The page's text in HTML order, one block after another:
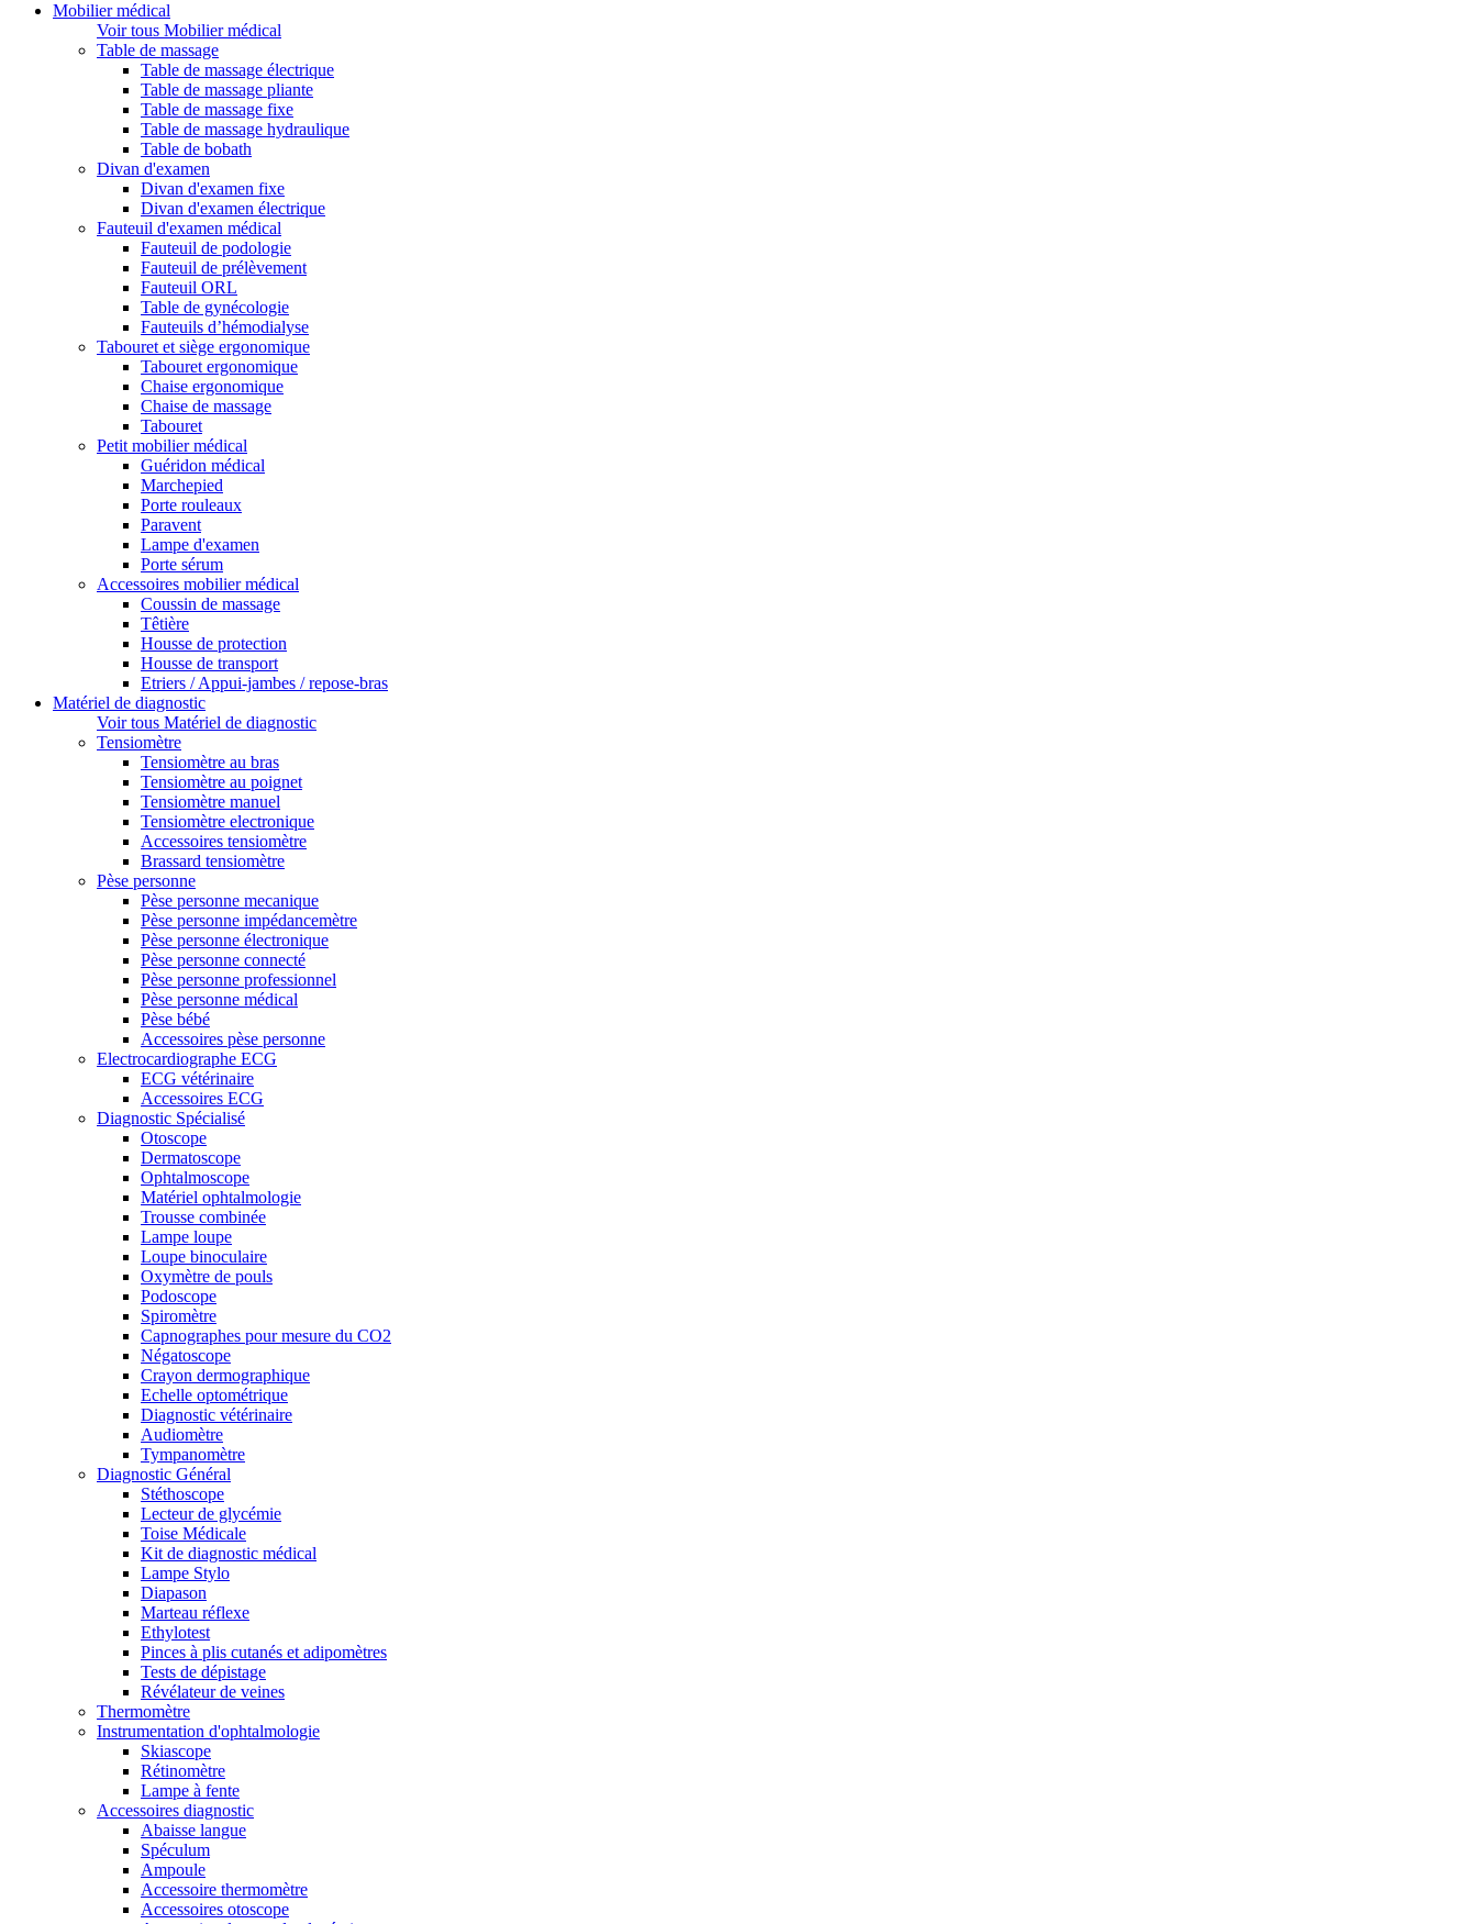
Mobilier médical
Voir tous Mobilier médical
Table de massage
Table de massage électrique
Table de massage pliante
Table de massage fixe
Table de massage hydraulique
Table de bobath
Divan d'examen
Divan d'examen fixe
Divan d'examen électrique
Fauteuil d'examen médical
Fauteuil de podologie
Fauteuil de prélèvement
Fauteuil ORL
Table de gynécologie
Fauteuils d’hémodialyse
Tabouret et siège ergonomique
Tabouret ergonomique
Chaise ergonomique
Chaise de massage
Tabouret
Petit mobilier médical
Guéridon médical
Marchepied
Porte rouleaux
Paravent
Lampe d'examen
Porte sérum
Accessoires mobilier médical
Coussin de massage
Têtière
Housse de protection
Housse de transport
Etriers / Appui-jambes / repose-bras
Matériel de diagnostic
Voir tous Matériel de diagnostic
Tensiomètre
Tensiomètre au bras
Tensiomètre au poignet
Tensiomètre manuel
Tensiomètre electronique
Accessoires tensiomètre
Brassard tensiomètre
Pèse personne
Pèse personne mecanique
Pèse personne impédancemètre
Pèse personne électronique
Pèse personne connecté
Pèse personne professionnel
Pèse personne médical
Pèse bébé
Accessoires pèse personne
Electrocardiographe ECG
ECG vétérinaire
Accessoires ECG
Diagnostic Spécialisé
Otoscope
Dermatoscope
Ophtalmoscope
Matériel ophtalmologie
Trousse combinée
Lampe loupe
Loupe binoculaire
Oxymètre de pouls
Podoscope
Spiromètre
Capnographes pour mesure du CO2
Négatoscope
Crayon dermographique
Echelle optométrique
Diagnostic vétérinaire
Audiomètre
Tympanomètre
Diagnostic Général
Stéthoscope
Lecteur de glycémie
Toise Médicale
Kit de diagnostic médical
Lampe Stylo
Diapason
Marteau réflexe
Ethylotest
Pinces à plis cutanés et adipomètres
Tests de dépistage
Révélateur de veines
Thermomètre
Instrumentation d'ophtalmologie
Skiascope
Rétinomètre
Lampe à fente
Accessoires diagnostic
Abaisse langue
Spéculum
Ampoule
Accessoire thermomètre
Accessoires otoscope